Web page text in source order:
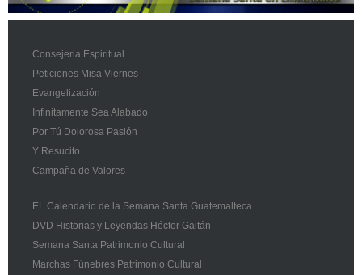
Consejeria Espiritual
Peticiones Misa Viernes
Evangelización
Infinitamente Sea Alabado
Por Tú Dolorosa Pasión
Y Resucito
Campaña de Valores
EL Calendario de la Semana Santa Guatemalteca
DVD Historias y Leyendas Héctor Gaitán
Semana Santa Patrimonio Cultural
Marchas Fúnebres Patrimonio Cultural